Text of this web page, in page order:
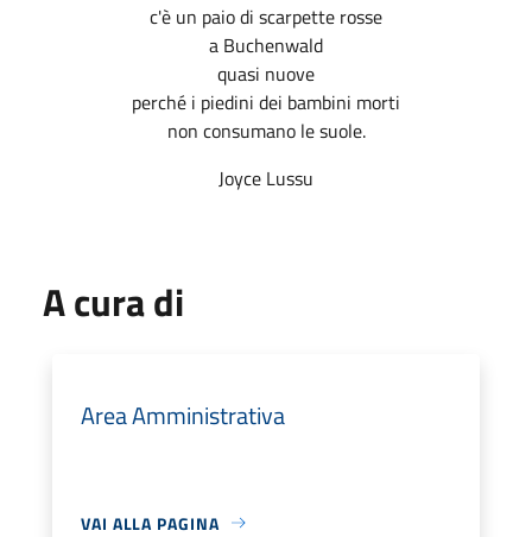
c'è un paio di scarpette rosse
a Buchenwald
quasi nuove
perché i piedini dei bambini morti
non consumano le suole.
Joyce Lussu
A cura di
Area Amministrativa
VAI ALLA PAGINA